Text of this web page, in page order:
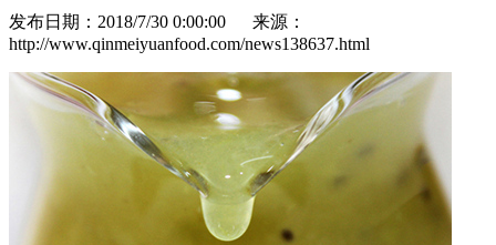
发布日期：2018/7/30 0:00:00 来源：
http://www.qinmeiyuanfood.com/news138637.html